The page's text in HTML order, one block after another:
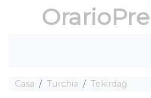
Casa Turchia Tekirdağ